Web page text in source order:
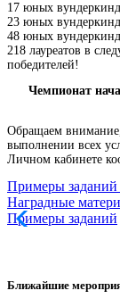
17 юных
23 юных
48 юных
218 лауреатов в
победителей!
Чемпионат
Обращаем
выполнении всех
Личном кабинете
Примеры заданий
Наградные
Примеры заданий
Ближайшие